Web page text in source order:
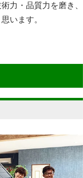
力・品質力を磨き、
います。